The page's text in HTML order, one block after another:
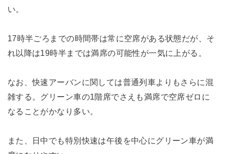
い。
17時半ごろまでの時間帯は常に空席がある状態だが、そ
れ以降は19時半までは満席の可能性が一気に上がる。
なお、快速アーバンに関しては普通列車よりもさらに混
雑する。グリーン車の1階席でさえも満席で空席ゼロに
なることがかなり多い。
また、日中でも特別快速は午後を中心にグリーン車が満